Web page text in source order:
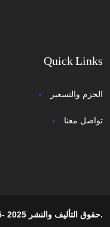
Quick Links
الحزم والتسعير
تواصل معنا
حقوق التأليف والنشر 2025 -2025 © سهله اونلاين جميع الحقوق محفوظة.